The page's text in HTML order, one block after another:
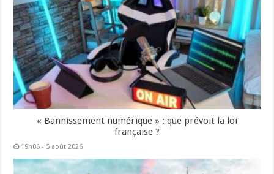
« Bannissement numérique » : que prévoit la loi
française ?
19h06 - 5 août 2026